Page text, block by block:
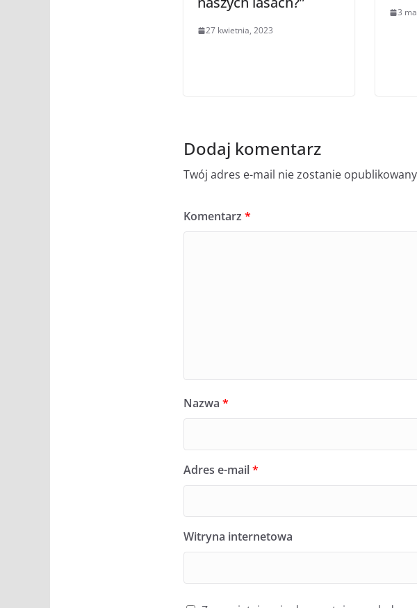
27 kwietnia, 2023
3
Dodaj komentarz
Twój adres e-mail nie zostanie
Komentarz *
Nazwa *
Adres e-mail*
Witryna internetowa